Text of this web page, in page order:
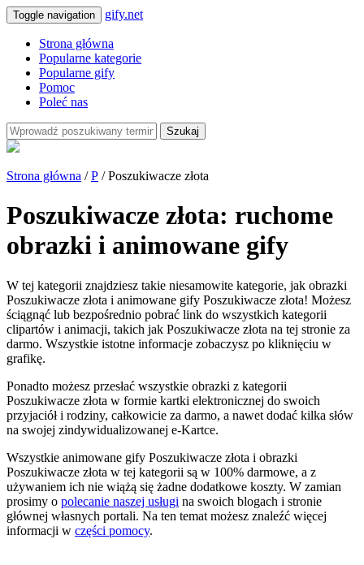
Toggle navigation gify.net
Strona główna
Popularne kategorie
Popularne gify
Pomoc
Poleć nas
Szukaj
Strona główna /P / Poszukiwacze złota
Poszukiwacze złota: ruchome
obrazki i animowane gify
W tej kategorii znajdziesz takie niesamowite kategorie, jak obrazki
Poszukiwacze złota i animowane gify Poszukiwacze złota! Możesz
ściągnąć lub bezpośrednio pobrać link do wszystkich kategorii
clipartów i animacji, takich jak Poszukiwacze złota na tej stronie za
darmo. Wszystkie istotne informacje zobaczysz po kliknięciu w
grafikę.
Ponadto możesz przesłać wszystkie obrazki z kategorii
Poszukiwacze złota w formie kartki elektronicznej do swoich
przyjaciół i rodziny, całkowicie za darmo, a nawet dodać kilka słów
na swojej zindywidualizowanej e-Kartce.
Wszystkie animowane gify Poszukiwacze złota i obrazki
Poszukiwacze złota w tej kategorii są w 100% darmowe, a z
używaniem ich nie wiążą się żadne dodatkowe koszty. W zamian
prosimy o polecanie naszej usługi na swoich blogach i stronie
głównej własnych portali. Na ten temat możesz znaleźć więcej
informacji w części pomocy.